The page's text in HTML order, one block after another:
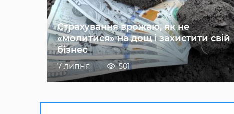
Страхування врожаю, як не
«молитися» на дощ і захистити свій
бізнес
7 липня 501